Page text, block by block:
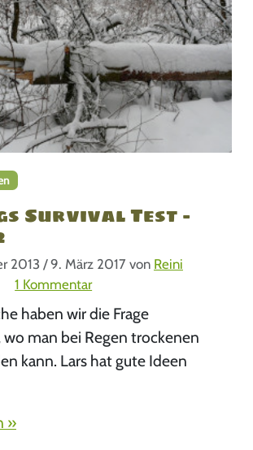
e
r
T
e
i
l
2
z
s
i
k
Survival Test –
2013 / 9. März 2017 von Reini
1 Kommentarz
u
F
r
e
haben wir die Frage
man bei Regen trockenen
kann. Lars hat gute Ideen
»